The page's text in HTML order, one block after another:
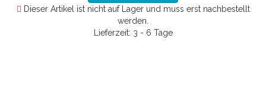
Dieser Artikel ist nicht auf Lager und muss erst nachbestellt
werden.
Lieferzeit: 3 - 6 Tage